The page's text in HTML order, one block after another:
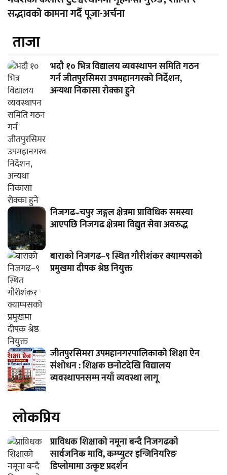
सद्भावको कामना गर्दै पूजा-अर्चना
ताजा
भदौ १० भित्र विद्यालय व्यवस्थापन समिति गठन
गर्न जीतपुरसिमरा उपमहानगरको निर्देशन,
अन्यथा निकासा रोक्का हुने
निजगढ–चपुर जङ्गल क्षेत्रमा प्राविधिक समस्या
आएपछि निजगढ क्षेत्रमा विद्युत सेवा अवरुद्ध
बाराको निजगढ–९ स्थित गौरीशंकर क्याम्पसको
प्रमुखमा दीपक श्रेष्ठ नियुक्त
जीतपुरसिमरा उपमहानगरपालिकाको शिक्षा ऐन
संशोधन : शिक्षक छनोटदेखि विद्यालय
व्यवस्थापनसम्म नयाँ व्यवस्था लागू
लाेकप्रिय
प्राविधक शिक्षाको नमूना बन्दै निजगढको
सार्वजनिक मावि, कम्प्युटर इन्जिनियरिङ
डिप्लोमामा उत्कृष्ट प्रदर्शन